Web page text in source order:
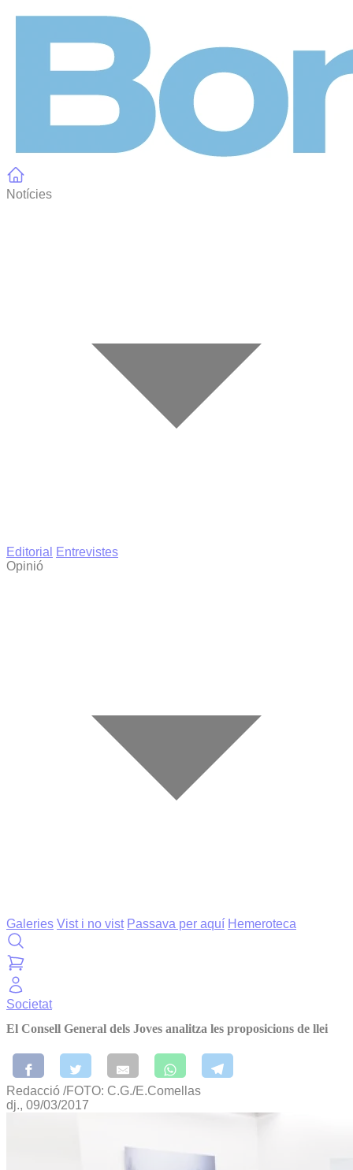
Notícies
Editorial
Entrevistes
Opinió
Galeries Vist i no vist Passava per aquí Hemeroteca
Societat
El Consell General dels Joves analitza les proposicions de llei
Redacció /FOTO: C.G./E.Comellas
dj., 09/03/2017